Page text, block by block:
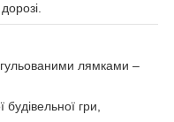
лямками –
гри,